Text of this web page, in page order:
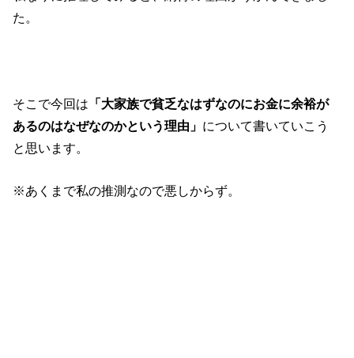
た。
そこで今回は 「大家族で貧乏なはずなのにお金に余裕が
あるのはなぜなのかという理由」 について書いていこう
と思います。
※あくまで私の推測なので悪しからず。